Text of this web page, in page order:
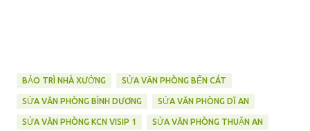
BẢO TRÌ NHÀ XƯỞNG SỬA VĂN PHÒNG BẾN CÁT
SỬA VĂN PHÒNG BÌNH DƯƠNG SỬA VĂN PHÒNG DĨ AN
SỬA VĂN PHÒNG KCN VISIP 1 SỬA VĂN PHÒNG THUẬN AN